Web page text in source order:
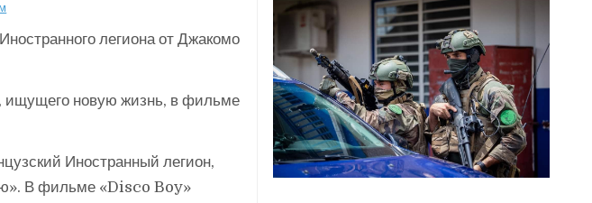
легиона от Джакомо
ищущего новую жизнь, в фильме
Иностранный легион,
В фильме «Disco Boy»